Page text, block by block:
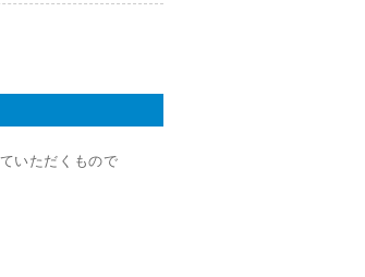
いただくもので